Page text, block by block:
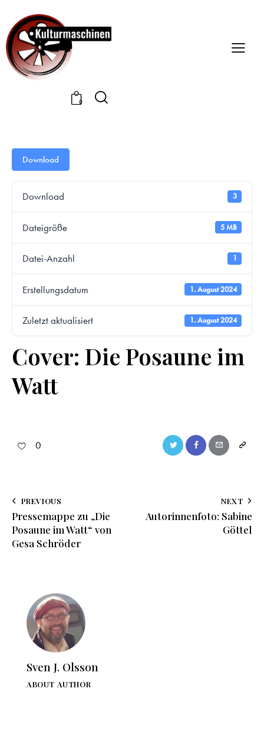
0
Download
Download 3
Dateigröße 5 MB
Datei-Anzahl 1
Erstellungsdatum 1. August 2024
Zuletzt aktualisiert 1. August 2024
Cover: Die Posaune im
Watt
0
PREVIOUS
Pressemappe zu „Die
Posaune im Watt“ von
Gesa Schröder
NEXT
Autorinnenfoto: Sabine
Göttel
Sven J. Olsson
ABOUT AUTHOR